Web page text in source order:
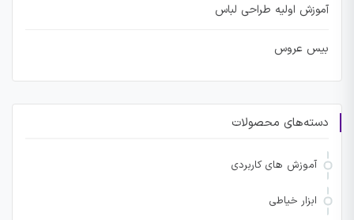
آموزش اولیه طراحی لباس
بیس عروس
دسته‌های محصولات
آموزش های کاربردی
ابزار خیاطی